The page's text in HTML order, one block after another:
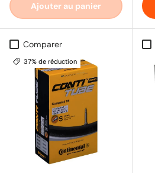
Ajouter au panier
Comparer
37% de réduction